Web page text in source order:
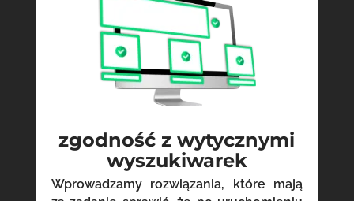
zgodność z wytycznymi
wyszukiwarek
Wprowadzamy rozwiązania, które mają